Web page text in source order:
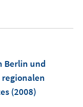
u
Berlin und
regionalen
(2008)